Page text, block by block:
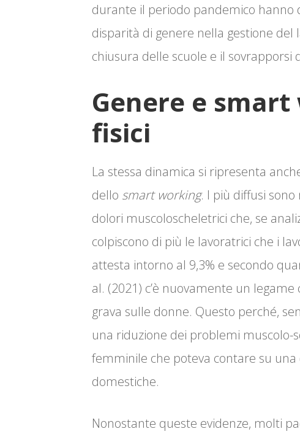
durante il periodo pandemico hanno
disparità di genere nella gestione del
chiusura delle scuole e il sovrapporsi
Genere e
fisici
La stessa dinamica si ripresenta
dello smart working. I più diffusi
dolori muscoloscheletrici che, se
colpiscono di più le lavoratrici che i
attesta intorno al 9,3% e secondo
al. (2021) c’è nuovamente un
grava sulle donne. Questo perché,
una riduzione dei problemi muscolo-
femminile che poteva contare su
domestiche.
Nonostante queste evidenze, molti